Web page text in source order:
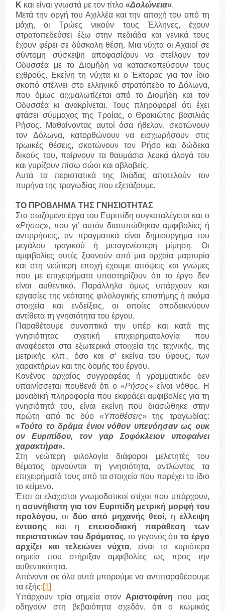
Κ και είναι γνωστά με τον τίτλο«Δολώνεια».
Μετά την οργή του Αχιλλέα και την αποχή του από τη
μάχη, οι Τρώες νικούν τους Έλληνες, έχουν
στρατοπεδεύσει έξω στην πεδιάδα και γενικά τους
έχουν φέρει σε δύσκολη θέση. Μια νύχτα οι Αχαιοί σε
σύντομη σύσκεψη αποφασίζουν να στείλουν τον
Οδυσσέα με το Διομήδη να κατασκοπεύσουν τους
εχθρούς. Εκείνη τη νύχτα κι ο Έκτορας για τον ίδιο
σκοπό στέλνει στο ελληνικό στρατόπεδο το Δόλωνα,
που όμως αιχμαλωτίζεται από το Διομήδη και τον
Οδυσσέα κι ανακρίνεται. Τους πληροφορεί ότι έχει
φτάσει σύμμαχος της Τροίας, ο Θρακιώτης βασιλιάς
Ρήσος. Μαθαίνοντας αυτοί όσα ήθελαν, σκοτώνουν
τον Δόλωνα, κατορθώνουν να εισχωρήσουν στις
τρωικές θέσεις, σκοτώνουν τον Ρήσο και δώδεκα
δικούς του, παίρνουν τα θαυμάσια λευκά άλογά του
και γυρίζουν πίσω σώοι και αβλαβείς.
Αυτά τα περιστατικά της Ιλιάδας αποτελούν τον
πυρήνα της τραγωδίας που εξετάζουμε.
ΤΟ ΠΡΟΒΛΗΜΑ ΤΗΣ ΓΝΗΣΙΟΤΗΤΑΣ
Στα σωζόμενα έργα του Ευριπίδη συγκαταλέγεται και ο
«Ρήσος», που γι’ αυτόν διατυπώθηκαν αμφιβολίες ή
αντιρρήσεις, αν πραγματικά είναι δημιούργημα του
μεγάλου τραγικού ή μεταγενέστερη μίμηση. Οι
αμφιβολίες αυτές ξεκινούν από μια αρχαία μαρτυρία
και στη νεώτερη εποχή έχουμε απόψεις και γνώμες
που με επιχειρήματα υποστηρίζουν ότι το έργο δεν
είναι αυθεντικό. Παράλληλα όμως υπάρχουν και
εργασίες της νεότατης φιλολογικής επιστήμης ή ακόμα
στοιχεία και ενδείξεις, οι οποίες αποδεικνύουν
αντίθετα τη γνησιότητα του έργου.
Παραθέτουμε συνοπτικά την υπέρ και κατά της
γνησιότητας σχετική επιχειρηματολογία που
αναφέρεται στα εξωτερικά στοιχεία της τεχνικής, της
μετρικής κλπ., όσο και σ’ εκείνα του ύφους, των
χαρακτήρων και της δομής του έργου.
Κανένας αρχαίος συγγραφέας ή γραμματικός δεν
υπαινίσσεται πουθενά ότι ο «Ρήσος» είναι νόθος. Η
μοναδική πληροφορία που εκφράζει αμφιβολίες για τη
γνησιότητά του, είναι εκείνη που διασώθηκε στην
πρώτη από τις δύο «Υποθέσεις» της τραγωδίας:
«Τούτο το δράμα ένιοι νόθον υπενόησαν ως ουκ
ον Ευριπίδου, τον γαρ Σοφόκλειον υποφαίνει
χαρακτήρα».
Στη νεώτερη φιλολογία διάφοροι μελετητές του
θέματος αρνούνται τη γνησιότητα, αντλώντας τα
επιχειρήματά τους από τα στοιχεία που παρέχει το ίδιο
το κείμενο.
Έτσι οι ελάχιστοι γνωμοδοτικοί στίχοι που υπάρχουν,
η ασυνήθιστη για τον Ευριπίδη μετρική μορφή του
προλόγου, οι δύο από μηχανής θεοί, η έλλειψη
έντασης και η επεισοδιακή παράθεση των
περιστατικών του δράματος, το γεγονός ότιτο έργο
αρχίζει και τελειώνει νύχτα, είναι τα κυριότερα
σημεία που στήριξαν αμφιβολίες ως προς την
αυθεντικότητα.
Απέναντι σε όλα αυτά μπορούμε να αντιπαραθέσουμε
τα εξής:[1]
Υπάρχουν τρία σημεία στον Αριστοφάνη που μας
οδηγούν στη βεβαιότητα σχεδόν, ότι ο κωμικός